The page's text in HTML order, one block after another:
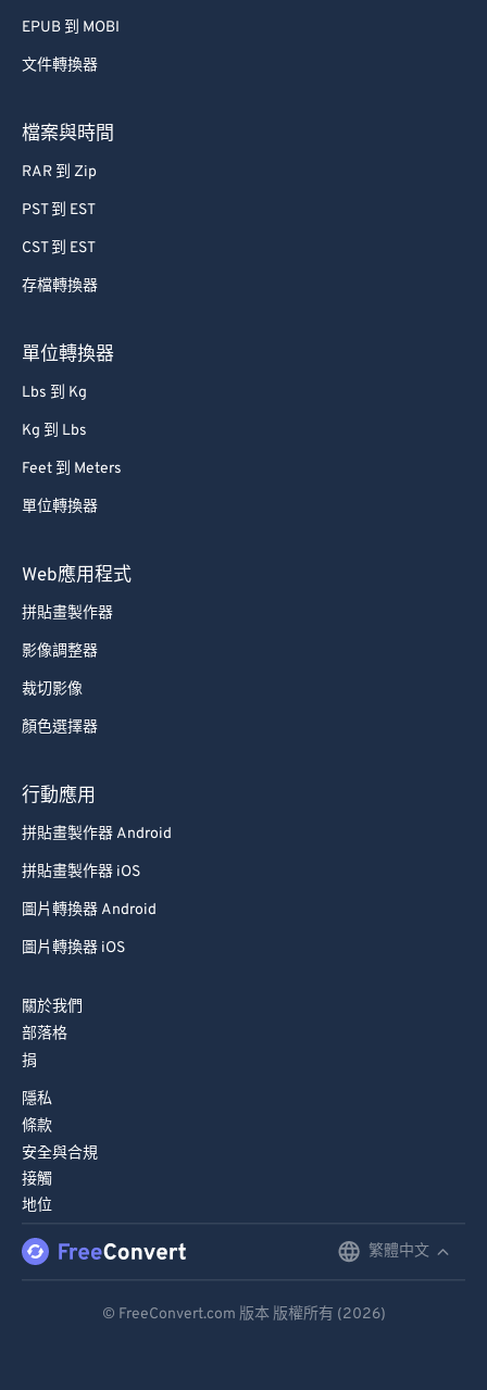
EPUB 到 MOBI
文件轉換器
檔案與時間
RAR 到 Zip
PST 到 EST
CST 到 EST
存檔轉換器
單位轉換器
Lbs 到 Kg
Kg 到 Lbs
Feet 到 Meters
單位轉換器
Web應用程式
拼貼畫製作器
影像調整器
裁切影像
顏色選擇器
行動應用
拼貼畫製作器 Android
拼貼畫製作器 iOS
圖片轉換器 Android
圖片轉換器 iOS
關於我們
部落格
捐
隱私
條款
安全與合規
接觸
地位
繁體中文
© FreeConvert.com 版本 版權所有 (2026)